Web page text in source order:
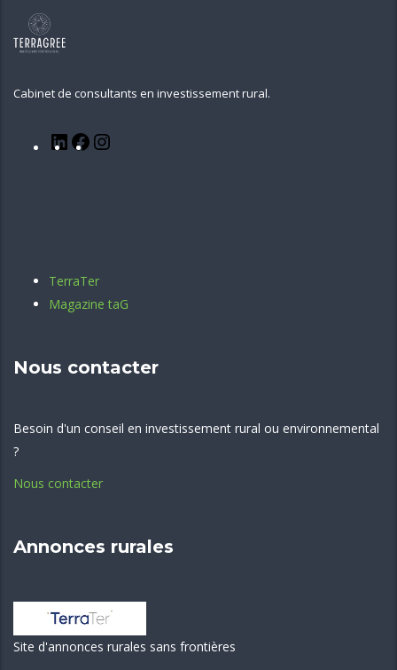
Cabinet de consultants en investissement rural.
TerraTer
Magazine taG
Nous contacter
Besoin d'un conseil en investissement rural ou environnemental
?
Nous contacter
Annonces rurales
Site d'annonces rurales sans frontières